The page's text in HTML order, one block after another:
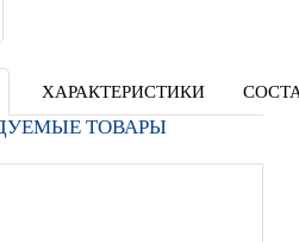
ХАРАКТЕРИСТИКИ
ТОВАРЫ